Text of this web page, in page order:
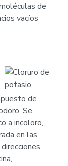
de
vacíos
de
Se
a incoloro,
en las